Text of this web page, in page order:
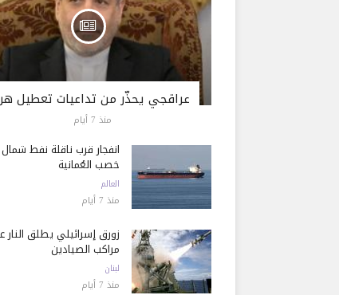
عراقجي يحذّر من تداعيات تعطيل
منذ 7 أيام
انفجار قرب ناقلة نفط
خصب العُمانية
العالم
منذ 7 أيام
زورق إسرائيلي يطلق النار
مراكب الصيادين
لبنان
منذ 7 أيام